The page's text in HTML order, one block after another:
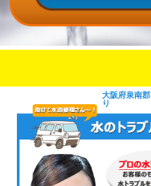
大阪府泉南
り